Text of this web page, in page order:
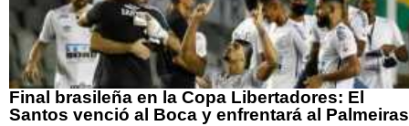
Final brasileña en la Copa Libertadores: El
Santos venció al Boca y enfrentará al Palmeiras